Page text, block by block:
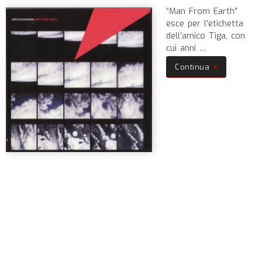
“Man From Earth”
esce per l’etichetta
dell’amico Tiga, con
cui anni …
Continua